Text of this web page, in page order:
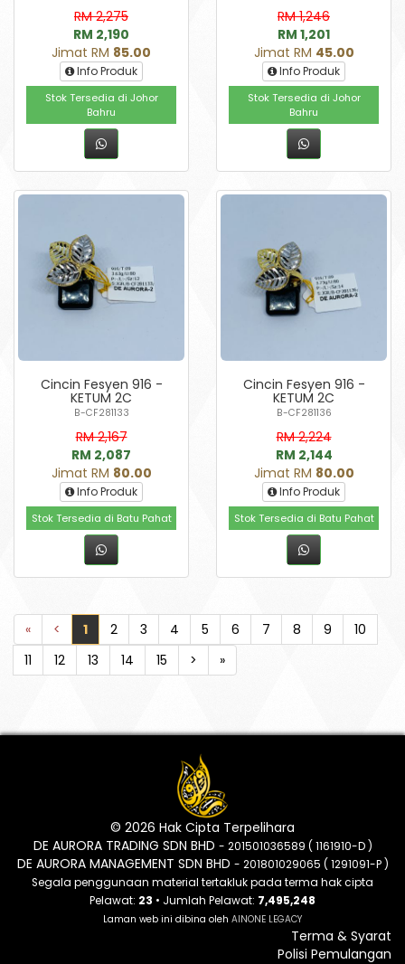
RM 2,275
RM 2,190
Jimat RM 85.00
Info Produk
Stok Tersedia di Johor
Bahru
RM 1,246
RM 1,201
Jimat RM 45.00
Info Produk
Stok Tersedia di Johor
Bahru
Cincin Fesyen 916 -
KETUM 2C
B-CF281133
RM 2,167
RM 2,087
Jimat RM 80.00
Info Produk
Stok Tersedia di Batu Pahat
Cincin Fesyen 916 -
KETUM 2C
B-CF281136
RM 2,224
RM 2,144
Jimat RM 80.00
Info Produk
Stok Tersedia di Batu Pahat
« < 1 2 3 4 5 6 7 8 9
10
11
12 13 14 15 > »
© 2026 Hak Cipta Terpelihara
DE AURORA TRADING SDN BHD - 201501036589 ( 1161910-D )
DE AURORA MANAGEMENT SDN BHD - 201801029065 ( 1291091-P )
Segala penggunaan material tertakluk pada terma hak cipta
Pelawat: 23 • Jumlah Pelawat: 7,495,248
Laman web ini dibina oleh AINONE LEGACY
Terma & Syarat
Polisi Pemulangan